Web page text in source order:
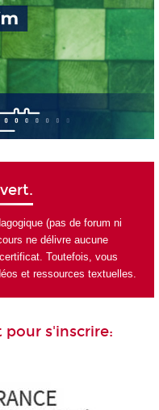
(pas de forum ni
ne délivre aucune
Toutefois, vous
et ressources textuelles.
pour s'inscrire: